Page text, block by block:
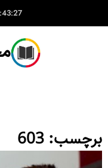
PM
برچسب: 603